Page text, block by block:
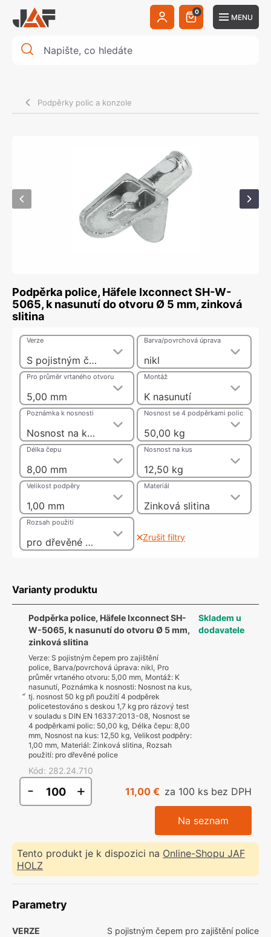
0
MENU
Podpěrky polic a konzole
Podpěrka police, Häfele Ixconnect SH-W-
5065, k nasunutí do otvoru Ø 5 mm, zinková
slitina
S pojistným čepem pro zajištění police
Verze
nikl
Barva/povrchová úprava
5,00 mm
Pro průměr vrtaného otvoru
K nasunutí
Montáž
Nosnost na kus, tj. nosnost 50 kg při použití 4 podpěrek policetestováno s deskou 1,7 kg pro rázový test v souladu s DIN EN 16337:2013-08
Poznámka k nosnosti
50,00 kg
Nosnost se 4 podpěrkami polic
8,00 mm
Délka čepu
12,50 kg
Nosnost na kus
1,00 mm
Velikost podpěry
Zinková slitina
Materiál
pro dřevěné police
Rozsah použití
Zrušit filtry
Varianty produktu
Podpěrka police, Häfele Ixconnect SH-
W-5065, k nasunutí do otvoru Ø 5 mm,
zinková slitina
Verze: S pojistným čepem pro zajištění
police, Barva/povrchová úprava: nikl, Pro
průměr vrtaného otvoru: 5,00 mm, Montáž: K
nasunutí, Poznámka k nosnosti: Nosnost na kus,
tj. nosnost 50 kg při použití 4 podpěrek
policetestováno s deskou 1,7 kg pro rázový test
v souladu s DIN EN 16337:2013-08, Nosnost se
4 podpěrkami polic: 50,00 kg, Délka čepu: 8,00
mm, Nosnost na kus: 12,50 kg, Velikost podpěry:
1,00 mm, Materiál: Zinková slitina, Rozsah
použití: pro dřevěné police
Kód: 282.24.710
Skladem u
dodavatele
- + 11,00 € za 100 ks bez DPH
Na seznam
Tento produkt je k dispozici na Online-Shopu JAF
HOLZ
Parametry
VERZE
S pojistným čepem pro zajištění police